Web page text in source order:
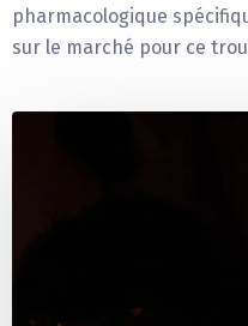
pharmacologique
sur le marché pour ce